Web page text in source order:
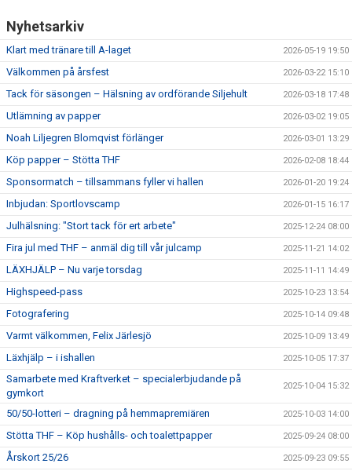
Nyhetsarkiv
Klart med tränare till A-laget 2026-05-19 19:50
Välkommen på årsfest 2026-03-22 15:10
Tack för säsongen – Hälsning av ordförande Siljehult 2026-03-18 17:48
Utlämning av papper 2026-03-02 19:05
Noah Liljegren Blomqvist förlänger 2026-03-01 13:29
Köp papper – Stötta THF 2026-02-08 18:44
Sponsormatch – tillsammans fyller vi hallen 2026-01-20 19:24
Inbjudan: Sportlovscamp 2026-01-15 16:17
Julhälsning: "Stort tack för ert arbete" 2025-12-24 08:00
Fira jul med THF – anmäl dig till vår julcamp 2025-11-21 14:02
LÄXHJÄLP – Nu varje torsdag 2025-11-11 14:49
Highspeed-pass 2025-10-23 13:54
Fotografering 2025-10-14 09:48
Varmt välkommen, Felix Järlesjö 2025-10-09 13:49
Läxhjälp – i ishallen 2025-10-05 17:37
Samarbete med Kraftverket – specialerbjudande på
gymkort
2025-10-04 15:32
50/50-lotteri – dragning på hemmapremiären 2025-10-03 14:00
Stötta THF – Köp hushålls- och toalettpapper 2025-09-24 08:00
Årskort 25/26 2025-09-23 09:55